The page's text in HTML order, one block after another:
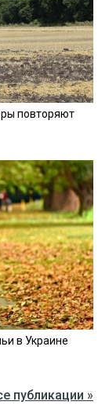
повторяют
в Украине
публикации »